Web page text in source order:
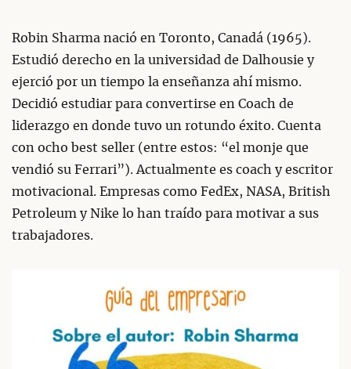
Robin Sharma nació en Toronto, Canadá (1965).
Estudió derecho en la universidad de Dalhousie y
ejerció por un tiempo la enseñanza ahí mismo.
Decidió estudiar para convertirse en Coach de
liderazgo en donde tuvo un rotundo éxito. Cuenta
con ocho best seller (entre estos: “el monje que
vendió su Ferrari”). Actualmente es coach y escritor
motivacional. Empresas como FedEx, NASA, British
Petroleum y Nike lo han traído para motivar a sus
trabajadores.